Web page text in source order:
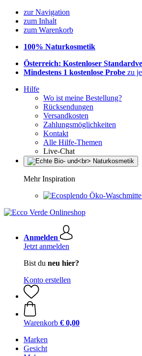
zur Navigation
zum Inhalt
zum Warenkorb
100% Naturkosmetik
Österreich: Kostenloser
Mindestens 1 kostenlose Probe zu
Hilfe
Wo ist meine Bestellung?
Rücksendungen
Versandkosten
Zahlungsmöglichkeiten
Kontakt
Alle Hilfe-Themen
Live-Chat
Mehr Inspiration
Öko-
Anmelden
Jetzt anmelden
Bist du neu hier?
Konto erstellen
Warenkorb € 0,00
Marken
Gesicht